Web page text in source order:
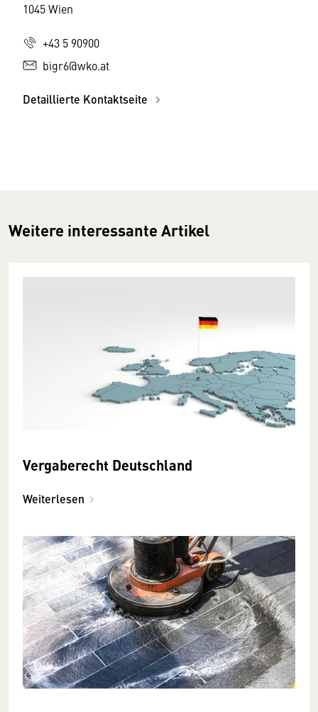
1045 Wien
+43 5 90900
bigr6@wko.at
Detaillierte Kontaktseite
Weitere interessante Artikel
Vergaberecht Deutschland
Weiterlesen